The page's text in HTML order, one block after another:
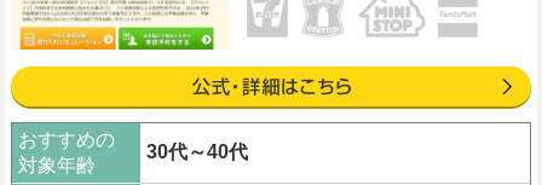
おすすめの
対象年齢
30代～40代